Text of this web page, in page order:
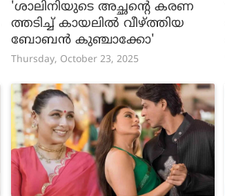
'ശാലിനിയുടെ അച്ഛന്റെ കരണ
ത്തടിച്ച് കായലിൽ വീഴ്ത്തിയ
ബോബന്‍ കുഞ്ചാക്കോ'
Thursday, October 23, 2025